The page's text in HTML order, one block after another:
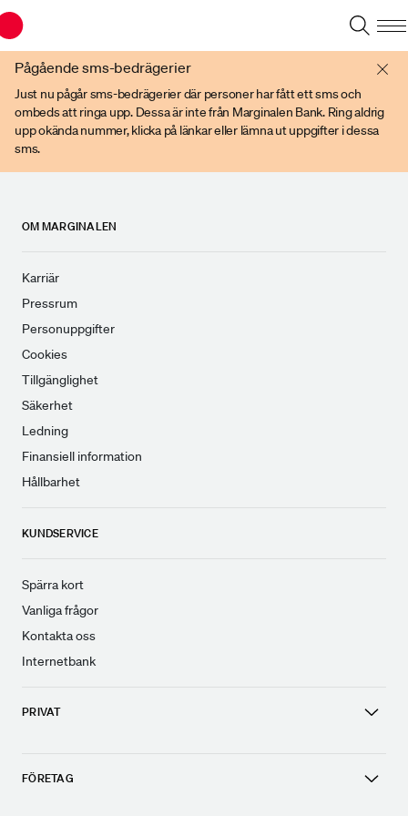
Pågående sms-bedrägerier
Just nu pågår sms-bedrägerier där personer har fått ett sms och
ombeds att ringa upp. Dessa är inte från Marginalen Bank. Ring aldrig
upp okända nummer, klicka på länkar eller lämna ut uppgifter i dessa
sms.
OM MARGINALEN
Karriär
Pressrum
Personuppgifter
Cookies
Tillgänglighet
Säkerhet
Ledning
Finansiell information
Hållbarhet
KUNDSERVICE
Spärra kort
Vanliga frågor
Kontakta oss
Internetbank
PRIVAT
FÖRETAG
Du har en gammal webbläsare. Vänligen använd senare versioner av t ex